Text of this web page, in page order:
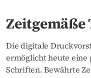
Die digitale
ermöglicht heute eine
Schriften. Bewährte